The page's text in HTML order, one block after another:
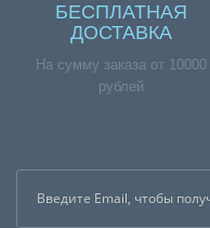
БЕСПЛАТНАЯ
ДОСТАВКА
На сумму заказа от 10000
рублей